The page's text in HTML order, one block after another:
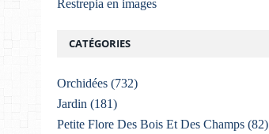
Restrepia en images
CATÉGORIES
Orchidées (732)
Jardin (181)
Petite Flore Des Bois Et Des Champs (82)